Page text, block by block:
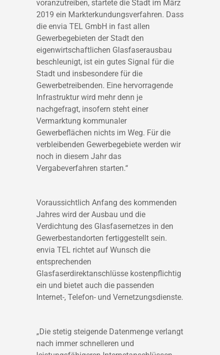
voranzutreiben, startete die Stadt im März
2019 ein Markterkundungsverfahren. Dass
die envia TEL GmbH in fast allen
Gewerbegebieten der Stadt den
eigenwirtschaftlichen Glasfaserausbau
beschleunigt, ist ein gutes Signal für die
Stadt und insbesondere für die
Gewerbetreibenden. Eine hervorragende
Infrastruktur wird mehr denn je
nachgefragt, insofern steht einer
Vermarktung kommunaler
Gewerbeflächen nichts im Weg. Für die
verbleibenden Gewerbegebiete werden wir
noch in diesem Jahr das
Vergabeverfahren starten.“
Voraussichtlich Anfang des kommenden
Jahres wird der Ausbau und die
Verdichtung des Glasfasernetzes in den
Gewerbestandorten fertiggestellt sein.
envia TEL richtet auf Wunsch die
entsprechenden
Glasfaserdirektanschlüsse kostenpflichtig
ein und bietet auch die passenden
Internet-, Telefon- und Vernetzungsdienste.
„Die stetig steigende Datenmenge verlangt
nach immer schnelleren und